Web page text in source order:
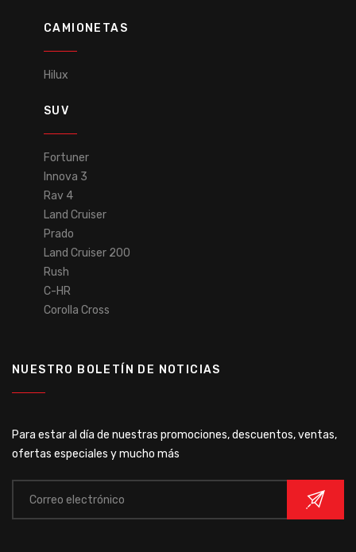
CAMIONETAS
Hilux
SUV
Fortuner
Innova 3
Rav 4
Land Cruiser
Prado
Land Cruiser 200
Rush
C-HR
Corolla Cross
NUESTRO BOLETÍN DE NOTICIAS
Para estar al día de nuestras promociones, descuentos, ventas,
ofertas especiales y mucho más